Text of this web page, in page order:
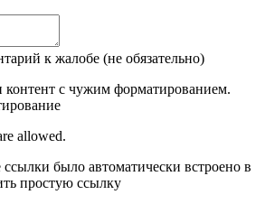
к жалобе (не обязательно)
контент с чужим форматированием.
allowed.
было автоматически встроено в
простую ссылку